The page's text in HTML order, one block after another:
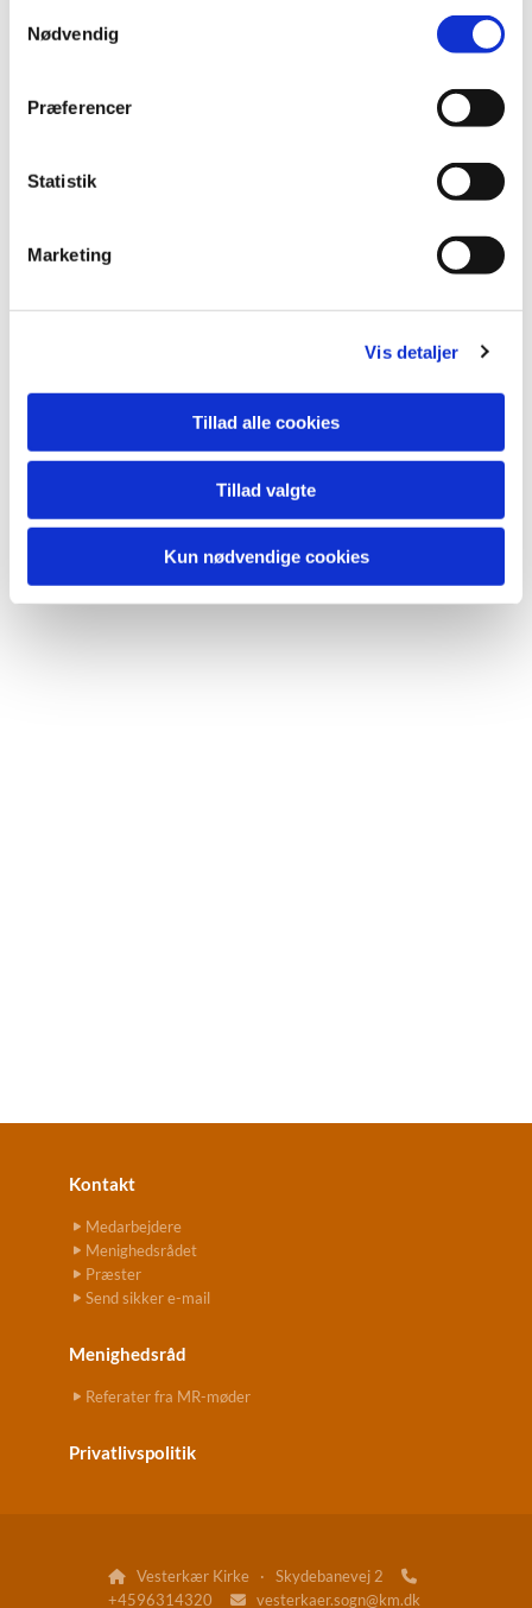
Nødvendig
Præferencer
Statistik
Marketing
Vis detaljer
Tillad alle cookies
Tillad valgte
Kun nødvendige cookies
Du vil måske også kunne lide...
Kontakt
Medarbejdere
Menighedsrådet
Præster
Send sikker e-mail
Menighedsråd
Referater fra MR-møder
Privatlivspolitik
 Vesterkær Kirke · Skydebanevej 2 
+4596314320  vesterkaer.sogn@km.dk